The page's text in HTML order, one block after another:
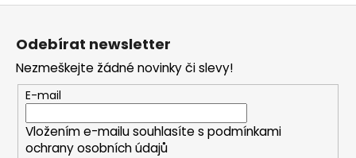
Z
Odebírat newsletter
Nezmeškejte žádné novinky či slevy!
E-mail
Vložením e-mailu souhlasíte s podmínkami
ochrany osobních údajů